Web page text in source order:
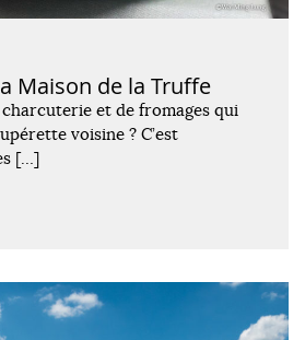
Maison de la Truffe
et de fromages qui
voisine ? C’est
[…]